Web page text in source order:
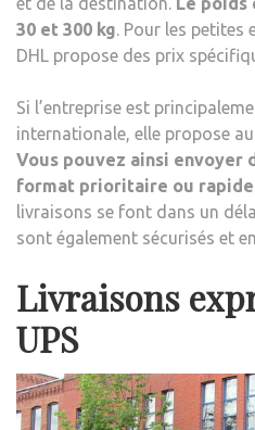
30 et 300 kg. Pour les petites
DHL propose des prix
Si l’entreprise est
internationale, elle propose
Vous pouvez ainsi envoyer
format prioritaire ou rapide
livraisons se font dans un
sont également sécurisés et
Livraisons
UPS